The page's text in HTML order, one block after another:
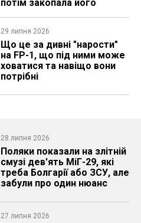
потім закопала його
29 липня 2026
Що це за дивні "нарости"
на FP-1, що під ними може
ховатися та навіщо вони
потрібні
28 липня 2026
Поляки показали на злітній
смузі дев'ять МіГ-29, які
треба Болгарії або ЗСУ, але
забули про один нюанс
27 липня 2026